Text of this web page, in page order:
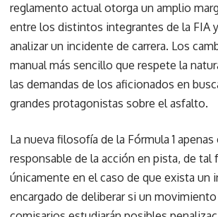
reglamento actual otorga un amplio
entre los distintos integrantes de la FIA
analizar un incidente de carrera. Los
manual más sencillo que respete la
las demandas de los aficionados en
grandes protagonistas sobre el asfalto.
La nueva filosofía de la Fórmula 1
responsable de la acción en pista, de
únicamente en el caso de que exista
encargado de deliberar si un